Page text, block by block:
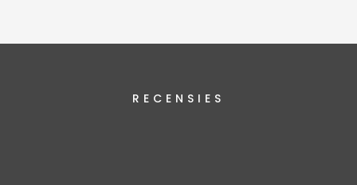
RECENSIES